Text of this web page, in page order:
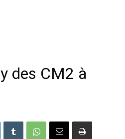
des CM2 à